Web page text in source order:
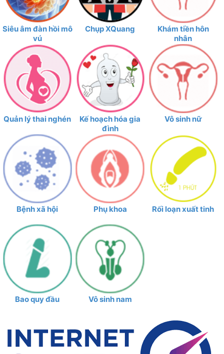
Siêu âm đàn hồi mô
vú
Chụp XQuang
Khám tiền hôn
nhân
Quản lý thai nghén
Kế hoạch hóa gia
đình
Vô sinh nữ
Bệnh xã hội Phụ khoa Rối loạn xuất tinh
Bao quy đầu Vô sinh nam